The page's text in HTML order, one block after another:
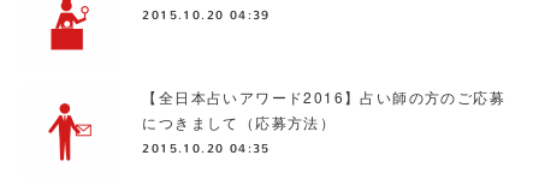
2015.10.20 04:39
【全日本占いアワード2016】占い師の方のご応募
につきまして（応募方法）
2015.10.20 04:35